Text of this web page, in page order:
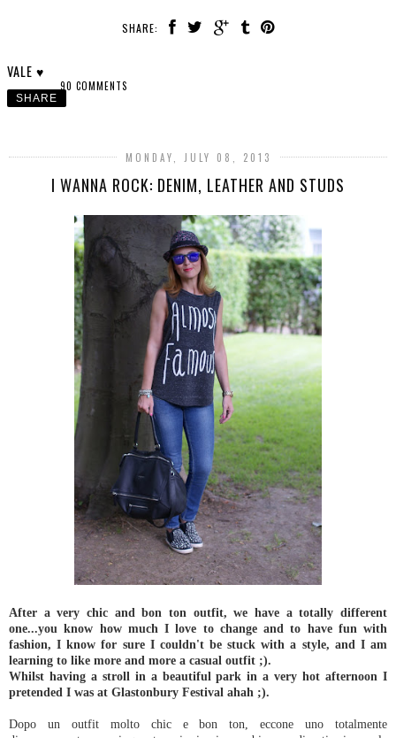
SHARE:
VALE ♥
90 COMMENTS
SHARE
MONDAY, JULY 08, 2013
I WANNA ROCK: DENIM, LEATHER AND STUDS
After a very chic and bon ton outfit, we have a totally different
one...you know how much I love to change and to have fun with
fashion, I know for sure I couldn't be stuck with a style, and I am
learning to like more and more a casual outfit ;).
Whilst having a stroll in a beautiful park in a very hot afternoon I
pretended I was at Glastonbury Festival ahah ;).
Dopo un outfit molto chic e bon ton, eccone uno totalmente